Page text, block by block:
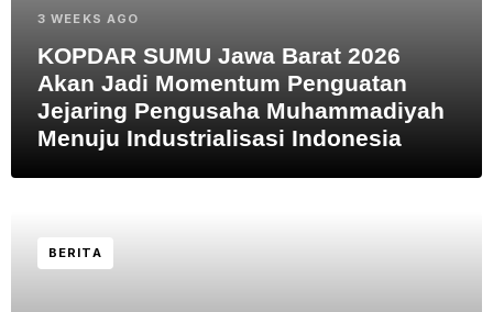
3 WEEKS AGO
KOPDAR SUMU Jawa Barat 2026
Akan Jadi Momentum Penguatan
Jejaring Pengusaha Muhammadiyah
Menuju Industrialisasi Indonesia
BERITA